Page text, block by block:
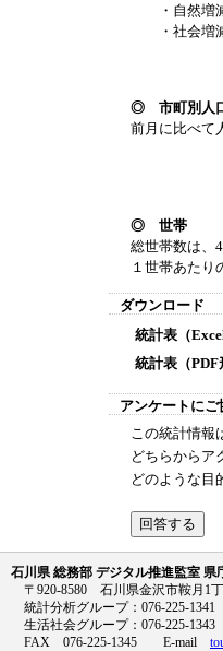
・自然増
・社会増
◎ 市町別人
前月に比べて
人口が
◎ 世帯
総世帯数は、
１世帯あたり
ダウンロード
統計表（
統計表（PDF
アンケートに
この統計情
どちらから
どのような
石川県 総務部 デジタル推進監室
〒920-8580 石川県金沢市鞍月1丁
統計分析グループ：076-225-
生活社会グループ：076-225-
FAX 076-225-1345 E-mail